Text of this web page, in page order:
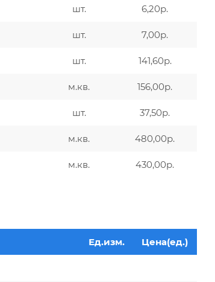
шт. 6,20р.
шт. 7,00р.
шт. 141,60р.
м.кв. 156,00р.
шт. 37,50р.
м.кв. 480,00р.
м.кв. 430,00р.
Ед.изм. Цена(ед.)